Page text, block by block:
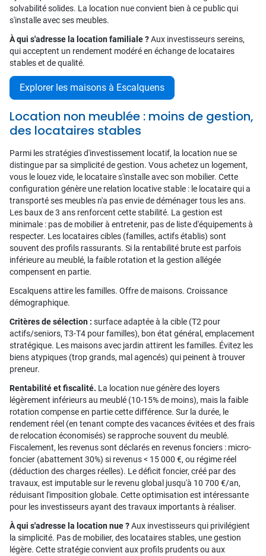
solvabilité solides. La location nue convient bien à ce public qui
s'installe avec ses meubles.
À qui s'adresse la location familiale ?Aux investisseurs sereins,
qui acceptent un rendement modéré en échange de locataires
stables et de qualité.
Explorer les maisons à Escalquens
Location non meublée : moins de gestion,
des locataires stables
Parmi les stratégies d'investissement locatif, la location nue se
distingue par sa simplicité de gestion. Vous achetez un logement,
vous le louez vide, le locataire s'installe avec son mobilier. Cette
configuration génère une relation locative stable : le locataire qui a
transporté ses meubles n'a pas envie de déménager tous les ans.
Les baux de 3 ans renforcent cette stabilité. La gestion est
minimale : pas de mobilier à entretenir, pas de liste d'équipements à
respecter. Les locataires cibles (familles, actifs établis) sont
souvent des profils rassurants. Si la rentabilité brute est parfois
inférieure au meublé, la faible rotation et la gestion allégée
compensent en partie.
Escalquens attire les familles. Offre de maisons. Croissance
démographique.
Critères de sélection : surface adaptée à la cible (T2 pour
actifs/seniors, T3-T4 pour familles), bon état général, emplacement
stratégique. Les maisons avec jardin attirent les familles. Évitez les
biens atypiques (trop grands, mal agencés) qui peinent à trouver
preneur.
Rentabilité et fiscalité. La location nue génère des loyers
légèrement inférieurs au meublé (10-15% de moins), mais la faible
rotation compense en partie cette différence. Sur la durée, le
rendement réel (en tenant compte des vacances évitées et des frais
de relocation économisés) se rapproche souvent du meublé.
Fiscalement, les revenus sont déclarés en revenus fonciers : micro-
foncier (abattement 30%) si revenus < 15 000 €, ou régime réel
(déduction des charges réelles). Le déficit foncier, créé par des
travaux, est imputable sur le revenu global jusqu'à 10 700 €/an,
réduisant l'imposition globale. Cette optimisation est intéressante
pour les investisseurs ayant des travaux importants à réaliser.
À qui s'adresse la location nue ?Aux investisseurs qui privilégient
la simplicité. Pas de mobilier, des locataires stables, une gestion
légère. Cette stratégie convient aux profils prudents ou aux